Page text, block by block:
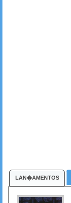
LAN�AMENTOS